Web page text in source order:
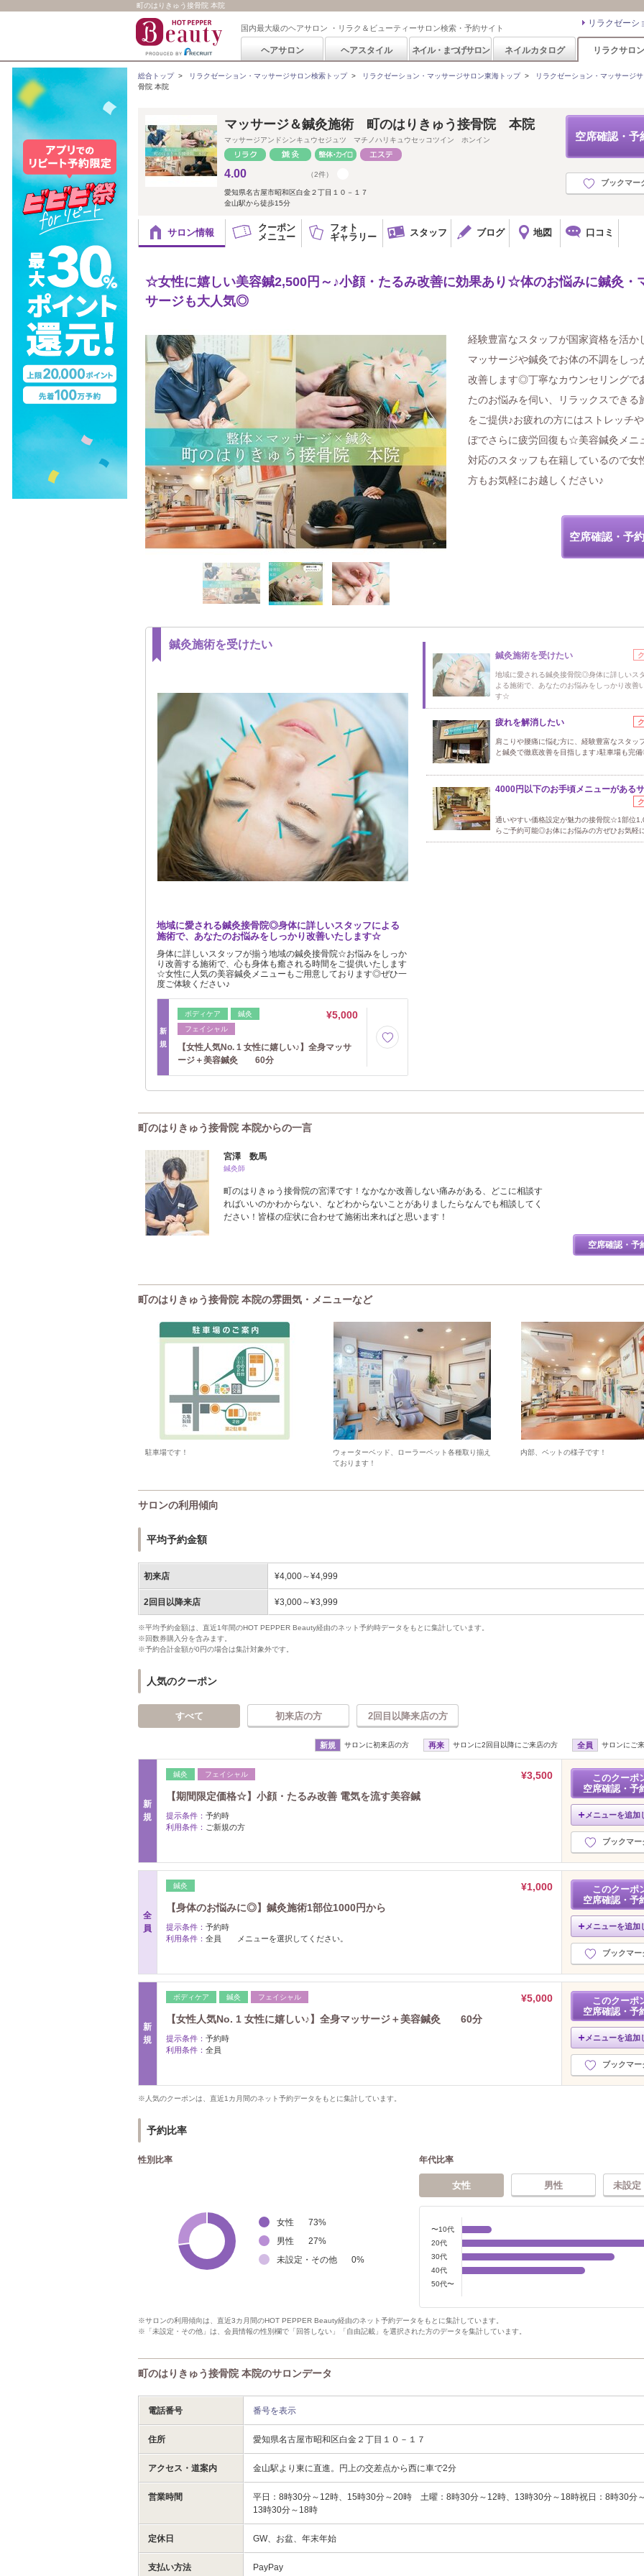
町のはりきゅう接骨院 本院
国内最大級のヘアサロン ・リラク＆ビューティーサロン検索・予約サイト リラクゼーシ
ヘアサロン ヘアスタイル ネイル・まつげサロン ネイルカタログ リラクサロン
総合トップ> リラクゼーション・マッサージサロン検索トップ> リラクゼーション・マッサージサロン東海トップ>
リラクゼーション・マッサージ
骨院 本院
空席確認・予
ブックマー
マッサージ＆鍼灸施術 町のはりきゅう接骨院 本院
マッサージアンドシンキュウセジュツ マチノハリキュウセッコツイン ホンイン
4.00 （2件）
愛知県名古屋市昭和区白金２丁目１０－１７
金山駅から徒歩15分
サロン情報
クーポン
メニュー
フォト
ギャラリー
スタッフ ブログ 地図 口コミ
☆女性に嬉しい美容鍼2,500円～♪小顔・たるみ改善に効果あり☆体のお悩みに鍼灸・
サージも大人気◎
経験豊富なスタッフが国家資格を活か
マッサージや鍼灸でお体の不調をしっ
改善します◎丁寧なカウンセリングで
たのお悩みを伺い、リラックスできる
をご提供♪お疲れの方にはストレッチ
ぼでさらに疲労回復も☆美容鍼灸メニ
対応のスタッフも在籍しているので女
方もお気軽にお越しください♪
空席確認・予
鍼灸施術を受けたい
地域に愛される鍼灸接骨院◎身体に詳しいスタッフによる
施術で、あなたのお悩みをしっかり改善いたします☆
身体に詳しいスタッフが揃う地域の鍼灸接骨院☆お悩みをしっか
り改善する施術で、心も身体も癒される時間をご提供いたします
☆女性に人気の美容鍼灸メニューもご用意しております◎ぜひ一
度ご体験ください♪
新
規
ボディケア
鍼灸
フェイシャル
¥5,000
【女性人気No. 1 女性に嬉しい♪】全身マッサ
ージ＋美容鍼灸 60分
鍼灸施術を受けたい
地域に愛される鍼灸接骨院◎身体に詳しいス
よる施術で、あなたのお悩みをしっかり改善
す☆
疲れを解消したい
肩こりや腰痛に悩む方に、経験豊富なスタッ
と鍼灸で徹底改善を目指します♪駐車場も完
4000円以下のお手頃メニューがある
通いやすい価格設定が魅力の接骨院☆1部位
らご予約可能◎お体にお悩みの方ぜひお気軽
町のはりきゅう接骨院 本院からの一言
宮澤 数馬
鍼灸師
町のはりきゅう接骨院の宮澤です！なかなか改善しない痛みがある、どこに相談す
ればいいのかわからない、などわからないことがありましたらなんでも相談してく
ださい！皆様の症状に合わせて施術出来ればと思います！
空席確認・予
町のはりきゅう接骨院 本院の雰囲気・メニューなど
駐車場です！
ウォーターベッド、ローラーベット各種取り揃え
ております！
内部、ベットの様子です！
サロンの利用傾向
平均予約金額
初来店 ¥4,000～¥4,999
2回目以降来店 ¥3,000～¥3,999
※平均予約金額は、直近1年間のHOT PEPPER Beauty経由のネット予約時データをもとに集計しています。
※回数券購入分を含みます。
※予約合計金額が0円の場合は集計対象外です。
人気のクーポン
すべて 初来店の方 2回目以降来店の方
新規 サロンに初来店の方 再来 サロンに2回目以降にご来店の方 全員 サロンにご
新
規
鍼灸 フェイシャル
¥3,500
【期間限定価格☆】小顔・たるみ改善 電気を流す美容鍼
提示条件： 予約時
利用条件： ご新規の方
このクーポ
空席確認・予
メニューを追加
ブックマー
全
員
鍼灸
¥1,000
【身体のお悩みに◎】鍼灸施術1部位1000円から
提示条件： 予約時
利用条件： 全員 メニューを選択してください。
このクーポ
空席確認・予
メニューを追加
ブックマー
新
規
ボディケア 鍼灸 フェイシャル
¥5,000
【女性人気No. 1 女性に嬉しい♪】全身マッサージ＋美容鍼灸 60分
提示条件： 予約時
利用条件： 全員
このクーポ
空席確認・予
メニューを追加
ブックマー
※人気のクーポンは、直近1カ月間のネット予約データをもとに集計しています。
予約比率
性別比率
女性 73%
男性
27%
未設定・その他
0%
年代比率
女性 男性 未設定
〜10代
20代
30代
40代
50代〜
※サロンの利用傾向は、直近3カ月間のHOT PEPPER Beauty経由のネット予約データをもとに集計しています。
※「未設定・その他」は、会員情報の性別欄で「回答しない」「自由記載」を選択された方のデータを集計しています。
町のはりきゅう接骨院 本院のサロンデータ
電話番号 番号を表示
住所 愛知県名古屋市昭和区白金２丁目１０－１７
アクセス・道案内 金山駅より東に直進。円上の交差点から西に車で2分
営業時間
平日：8時30分～12時、15時30分～20時 土曜：8時30分～12時、13時30分～18時祝日：8時30分
13時30分～18時
定休日 GW、お盆、年末年始
支払い方法 PayPay